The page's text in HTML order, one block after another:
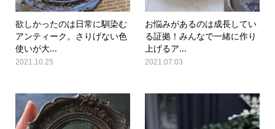
欲しかったのは日常に馴染む
アンティーク。さりげない色
使いが大...
2021.10.25
お悩みがあるのは成長してい
る証拠！みんなで一緒に作り
上げるア...
2021.07.03